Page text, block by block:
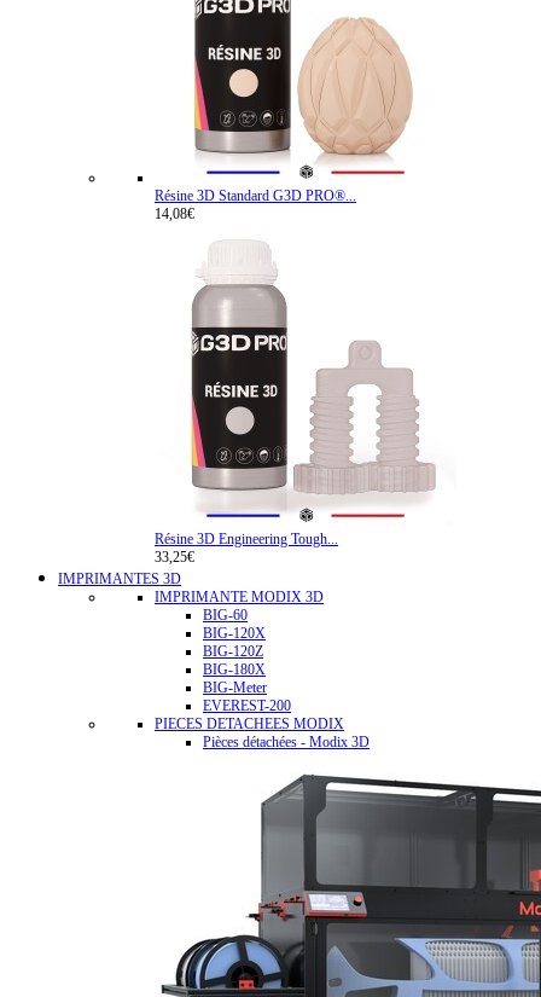
Résine 3D Standard G3D PRO®...
14,08€
Résine 3D Engineering Tough...
33,25€
IMPRIMANTES 3D
IMPRIMANTE MODIX 3D
BIG-60
BIG-120X
BIG-120Z
BIG-180X
BIG-Meter
EVEREST-200
PIECES DETACHEES MODIX
Pièces détachées - Modix 3D